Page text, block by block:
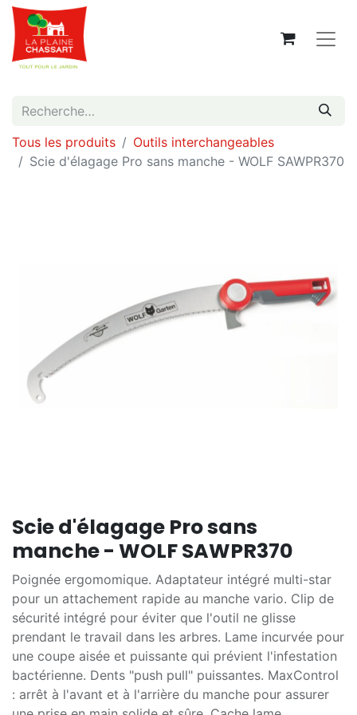
Tous les produits
Outils interchangeables
Scie d'élagage Pro sans manche - WOLF SAWPR370
Scie d'élagage Pro sans
manche - WOLF SAWPR370
Poignée ergomomique. Adaptateur intégré multi-star
pour un attachement rapide au manche vario. Clip de
sécurité intégré pour éviter que l'outil ne glisse
prendant le travail dans les arbres. Lame incurvée pour
une coupe aisée et puissante qui prévient l'infestation
bactérienne. Dents "push pull" puissantes. MaxControl
: arrêt à l'avant et à l'arrière du manche pour assurer